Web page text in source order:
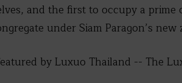
and the first to occupy a
under Siam Paragon’s